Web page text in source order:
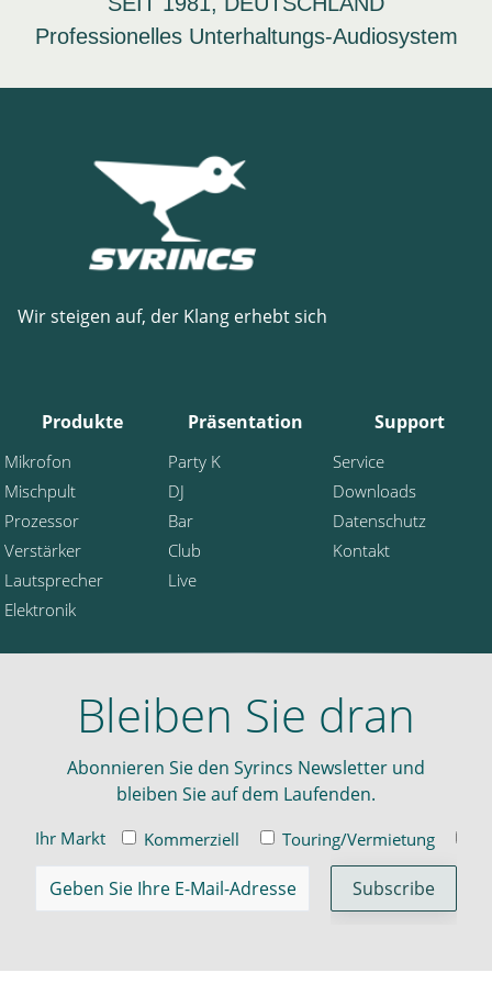
Professionelles Unterhaltungs-Audiosystem
Wir steigen auf, der Klang erhebt sich
Produkte
Mikrofon
Mischpult
Prozessor
Verstärker
Lautsprecher
Elektronik
Präsentation
Party K
DJ
Bar
Club
Live
Support
Service
Downloads
Datenschutz
Kontakt
Bleiben Sie dran
Abonnieren Sie den Syrincs Newsletter und
bleiben Sie auf dem Laufenden.
Ihr Markt Kommerziell Touring/Vermietung